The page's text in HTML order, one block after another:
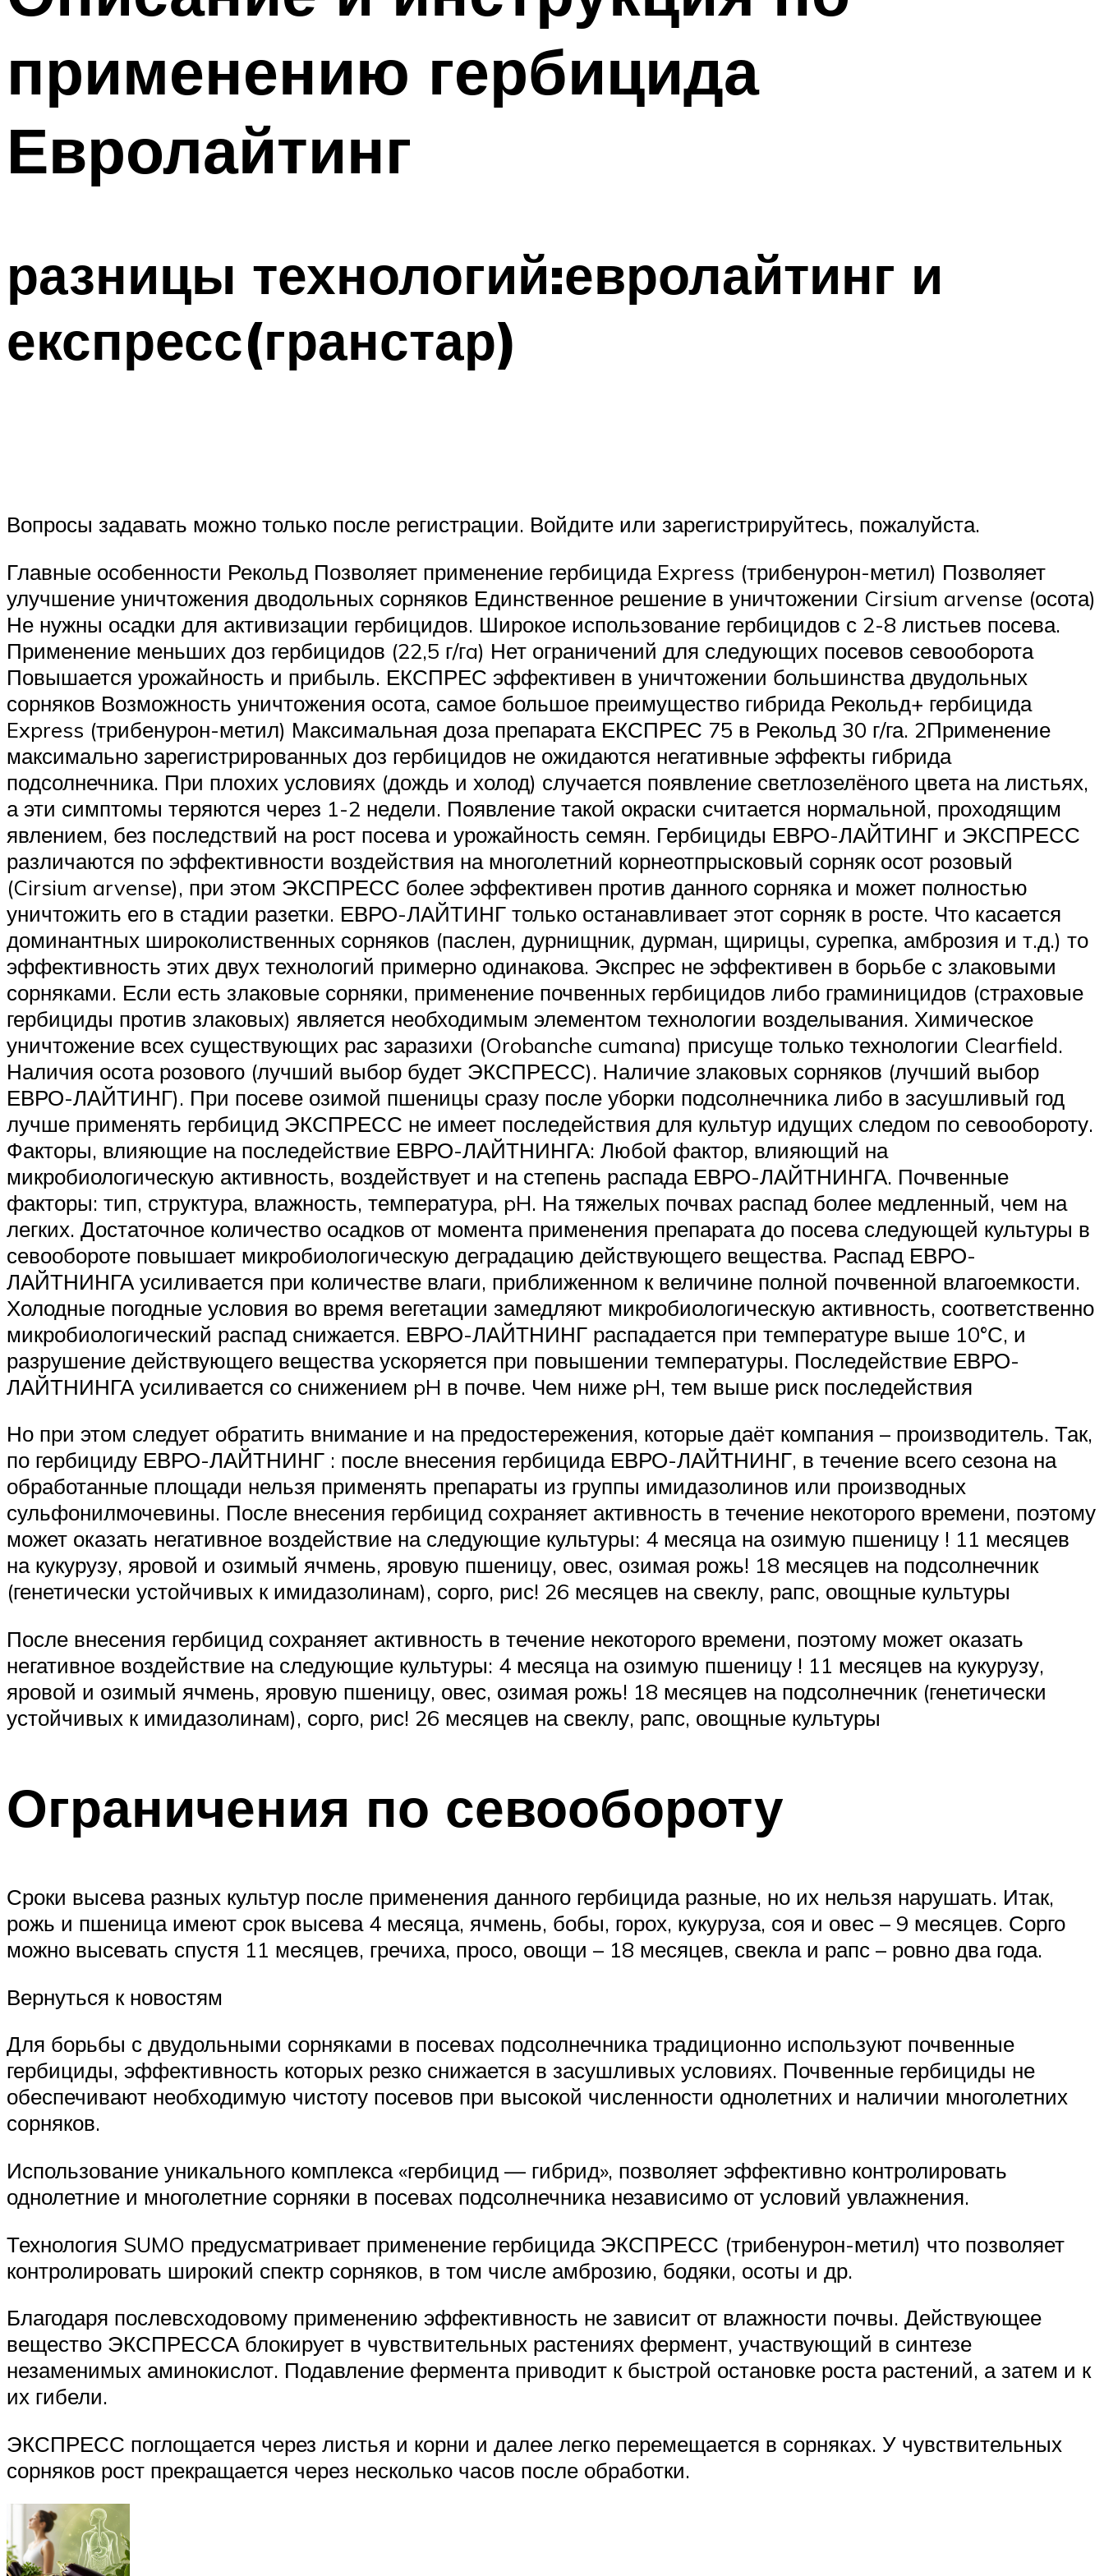
применению гербицида
Евролайтинг
разницы технологий:евролайтинг и
експресс(гранстар)
Вопросы задавать можно только после регистрации. Войдите или зарегистрируйтесь, пожалуйста.
Главные особенности Рекольд Позволяет применение гербицида Express (трибенурон-метил) Позволяет
улучшение уничтожения дводольных сорняков Единственное решение в уничтожении Cirsium arvense (осота)
Не нужны осадки для активизации гербицидов. Широкое использование гербицидов с 2-8 листьев посева.
Применение меньших доз гербицидов (22,5 г/гa) Нет ограничений для следующих посевов севооборота
Повышается урожайность и прибыль. ЕКСПРЕС эффективен в уничтожении большинства двудольных
сорняков Возможность уничтожения осота, самое большое преимущество гибрида Рекольд+ гербицида
Express (трибенурон-метил) Максимальная доза препарата ЕКСПРЕС 75 в Рекольд 30 г/га. 2Применение
максимально зарегистрированных доз гербицидов не ожидаются негативные эффекты гибрида
подсолнечника. При плохих условиях (дождь и холод) случается появление светлозелёного цвета на листьях,
а эти симптомы теряются через 1-2 недели. Появление такой окраски считается нормальной, проходящим
явлением, без последствий на рост посева и урожайность семян. Гербициды ЕВРО-ЛАЙТИНГ и ЭКСПРЕСС
различаются по эффективности воздействия на многолетний корнеотпрысковый сорняк осот розовый
(Cirsium arvense), при этом ЭКСПРЕСС более эффективен против данного сорняка и может полностью
уничтожить его в стадии разетки. ЕВРО-ЛАЙТИНГ только останавливает этот сорняк в росте. Что касается
доминантных широколиственных сорняков (паслен, дурнищник, дурман, щирицы, сурепка, амброзия и т.д.) то
эффективность этих двух технологий примерно одинакова. Экспрес не эффективен в борьбе с злаковыми
сорняками. Если есть злаковые сорняки, применение почвенных гербицидов либо граминицидов (страховые
гербициды против злаковых) является необходимым элементом технологии возделывания. Химическое
уничтожение всех существующих рас заразихи (Orobanche cumana) присуще только технологии Clearfield.
Наличия осота розового (лучший выбор будет ЭКСПРЕСС). Наличие злаковых сорняков (лучший выбор
ЕВРО-ЛАЙТИНГ). При посеве озимой пшеницы сразу после уборки подсолнечника либо в засушливый год
лучше применять гербицид ЭКСПРЕСС не имеет последействия для культур идущих следом по севообороту.
Факторы, влияющие на последействие ЕВРО-ЛАЙТНИНГА: Любой фактор, влияющий на
микробиологическую активность, воздействует и на степень распада ЕВРО-ЛАЙТНИНГА. Почвенные
факторы: тип, структура, влажность, температура, pH. На тяжелых почвах распад более медленный, чем на
легких. Достаточное количество осадков от момента применения препарата до посева следующей культуры в
севообороте повышает микробиологическую деградацию действующего вещества. Распад ЕВРО-
ЛАЙТНИНГА усиливается при количестве влаги, приближенном к величине полной почвенной влагоемкости.
Холодные погодные условия во время вегетации замедляют микробиологическую активность, соответственно
микробиологический распад снижается. ЕВРО-ЛАЙТНИНГ распадается при температуре выше 10°С, и
разрушение действующего вещества ускоряется при повышении температуры. Последействие ЕВРО-
ЛАЙТНИНГА усиливается со снижением pH в почве. Чем ниже pH, тем выше риск последействия
Но при этом следует обратить внимание и на предостережения, которые даёт компания – производитель. Так,
по гербициду ЕВРО-ЛАЙТНИНГ : после внесения гербицида ЕВРО-ЛАЙТНИНГ, в течение всего сезона на
обработанные площади нельзя применять препараты из группы имидазолинов или производных
сульфонилмочевины. После внесения гербицид сохраняет активность в течение некоторого времени, поэтому
может оказать негативное воздействие на следующие культуры: 4 месяца на озимую пшеницу ! 11 месяцев
на кукурузу, яровой и озимый ячмень, яровую пшеницу, овес, озимая рожь! 18 месяцев на подсолнечник
(генетически устойчивых к имидазолинам), сорго, рис! 26 месяцев на свеклу, рапс, овощные культуры
После внесения гербицид сохраняет активность в течение некоторого времени, поэтому может оказать
негативное воздействие на следующие культуры: 4 месяца на озимую пшеницу ! 11 месяцев на кукурузу,
яровой и озимый ячмень, яровую пшеницу, овес, озимая рожь! 18 месяцев на подсолнечник (генетически
устойчивых к имидазолинам), сорго, рис! 26 месяцев на свеклу, рапс, овощные культуры
Ограничения по севообороту
Сроки высева разных культур после применения данного гербицида разные, но их нельзя нарушать. Итак,
рожь и пшеница имеют срок высева 4 месяца, ячмень, бобы, горох, кукуруза, соя и овес – 9 месяцев. Сорго
можно высевать спустя 11 месяцев, гречиха, просо, овощи – 18 месяцев, свекла и рапс – ровно два года.
Вернуться к новостям
Для борьбы с двудольными сорняками в посевах подсолнечника традиционно используют почвенные
гербициды, эффективность которых резко снижается в засушливых условиях. Почвенные гербициды не
обеспечивают необходимую чистоту посевов при высокой численности однолетних и наличии многолетних
сорняков.
Использование уникального комплекса «гербицид — гибрид», позволяет эффективно контролировать
однолетние и многолетние сорняки в посевах подсолнечника независимо от условий увлажнения.
Технология SUMO предусматривает применение гербицида ЭКСПРЕСС (трибенурон-метил) что позволяет
контролировать широкий спектр сорняков, в том числе амброзию, бодяки, осоты и др.
Благодаря послевсходовому применению эффективность не зависит от влажности почвы. Действующее
вещество ЭКСПРЕССА блокирует в чувствительных растениях фермент, участвующий в синтезе
незаменимых аминокислот. Подавление фермента приводит к быстрой остановке роста растений, а затем и к
их гибели.
ЭКСПРЕСС поглощается через листья и корни и далее легко перемещается в сорняках. У чувствительных
сорняков рост прекращается через несколько часов после обработки.